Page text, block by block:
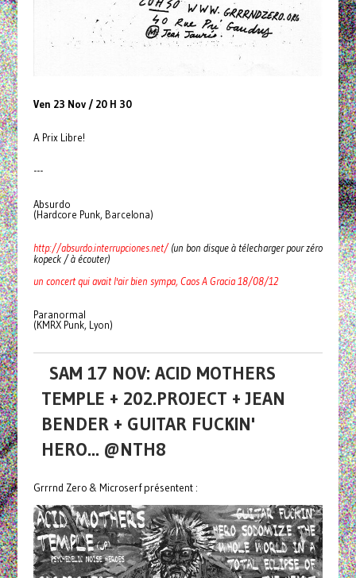
Ven 23 Nov / 20 H 30
A Prix Libre!
---
Absurdo
(Hardcore Punk, Barcelona)
http://absurdo.interrupciones.net/ (un bon disque à télecharger pour zéro
kopeck / à écouter)
un concert qui avait l'air bien sympa, Caos A Gracia 18/08/12
Paranormal
(KMRX Punk, Lyon)
SAM 17 NOV: ACID MOTHERS
TEMPLE + 202.PROJECT + JEAN
BENDER + GUITAR FUCKIN'
HERO... @NTH8
Grrrnd Zero & Microserf présentent :